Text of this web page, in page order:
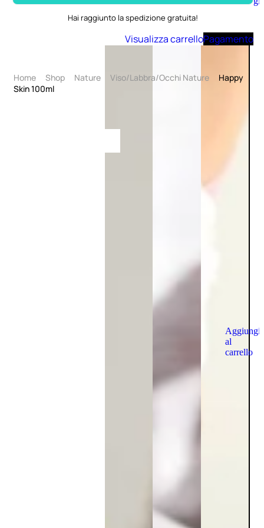
Aggiungi
al
carrello
Hai raggiunto la spedizione gratuita!
Visualizza carrelloPagamento
Home Shop Nature Viso/Labbra/Occhi Nature
Happy
Skin 100ml